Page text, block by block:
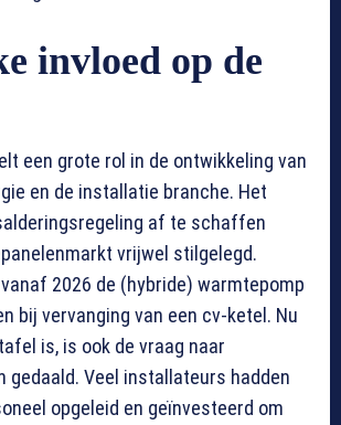
invloed op de
een grote rol in de ontwikkeling van
en de installatie branche. Het
af te schaffen
vrijwel stilgelegd.
2026 de (hybride) warmtepomp
bij vervanging van een cv-ketel. Nu
is, is ook de vraag naar
gedaald. Veel installateurs hadden
opgeleid en geïnvesteerd om